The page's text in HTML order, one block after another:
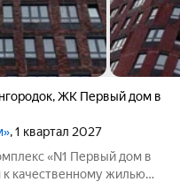
,ЖК Первый дом в
, 1 квартал 2027
«N1 Первый дом в
качественному жилью